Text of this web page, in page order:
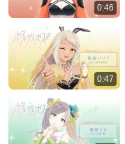
0:46
0:47